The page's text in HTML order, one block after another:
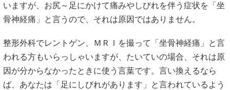
いますが、お尻～足にかけて痛みやしびれを伴う症状を「坐
骨神経痛」と言うので、それは原因ではありません。
整形外科でレントゲン、ＭＲＩを撮って「坐骨神経痛」と言
われる方もいらっしゃいますが、たいていの場合、それは原
因が分からなかったときに使う言葉です。言い換えるなら
ば、あなたは「足にしびれがあります」と言われているよう